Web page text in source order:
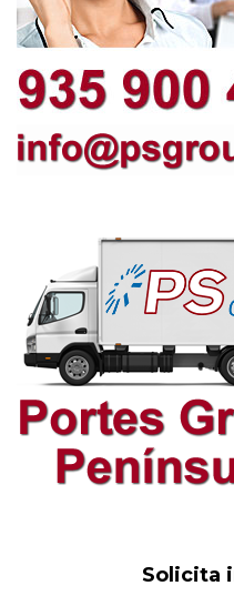
Solicita